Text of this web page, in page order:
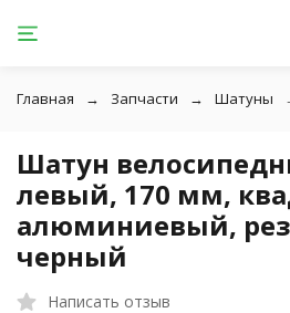
Главная Запчасти Шатуны
Шатун
левый, 170 мм,
алюминиевый,
черный
Написать отзыв